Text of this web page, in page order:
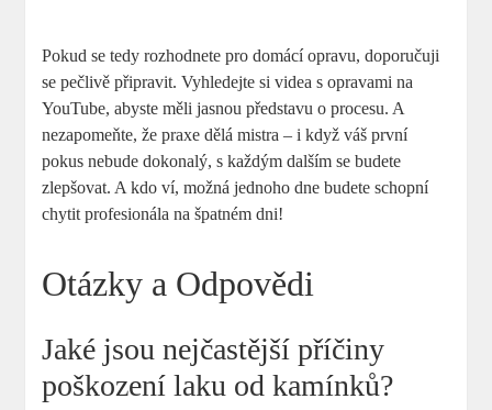
Pokud se tedy rozhodnete pro domácí opravu, doporučuji
se pečlivě připravit. Vyhledejte si videa s opravami na
YouTube, abyste měli jasnou představu o procesu. A
nezapomeňte, že praxe dělá mistra – i když váš první
pokus nebude dokonalý, s každým dalším se budete
zlepšovat. A kdo ví, možná jednoho dne budete schopní
chytit profesionála na špatném dni!
Otázky a Odpovědi
Jaké jsou nejčastější příčiny
poškození laku od kamínků?